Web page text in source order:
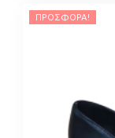
ΠΡΟΣΦΟΡΆ!